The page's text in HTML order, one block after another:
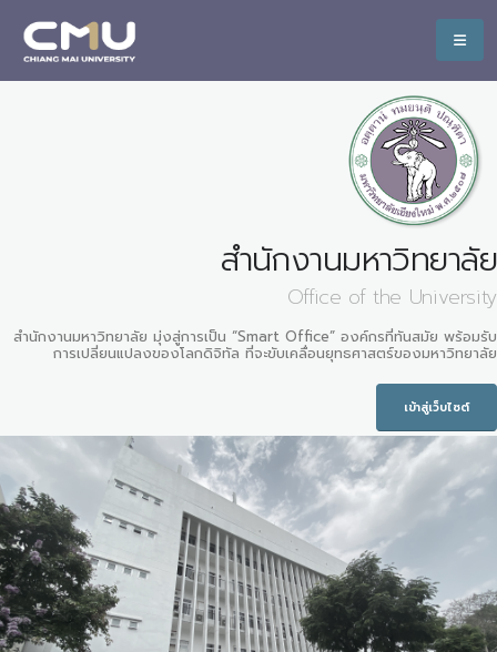
สำนักงานมหาวิทยาลัย
Office of the University
สำนักงานมหาวิทยาลัย มุ่งสู่การเป็น “Smart Office” องค์กรที่ทันสมัย พร้อมรับ
การเปลี่ยนแปลงของโลกดิจิทัล ที่จะขับเคลื่อนยุทธศาสตร์ของมหาวิทยาลัย
เข้าสู่เว็บไซต์